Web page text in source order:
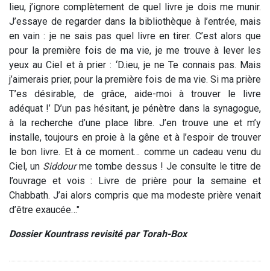
lieu, j’ignore complètement de quel livre je dois me munir.
J’essaye de regarder dans la bibliothèque à l’entrée, mais
en vain : je ne sais pas quel livre en tirer. C’est alors que
pour la première fois de ma vie, je me trouve à lever les
yeux au Ciel et à prier : ‘D.ieu, je ne Te connais pas. Mais
j’aimerais prier, pour la première fois de ma vie. Si ma prière
T’es désirable, de grâce, aide-moi à trouver le livre
adéquat !’ D’un pas hésitant, je pénètre dans la synagogue,
à la recherche d’une place libre. J’en trouve une et m’y
installe, toujours en proie à la gêne et à l’espoir de trouver
le bon livre. Et à ce moment… comme un cadeau venu du
Ciel, un Siddourme tombe dessus ! Je consulte le titre de
l’ouvrage et vois : Livre de prière pour la semaine et
Chabbath. J’ai alors compris que ma modeste prière venait
d’être exaucée…"
Dossier Kountrass revisité par Torah-Box